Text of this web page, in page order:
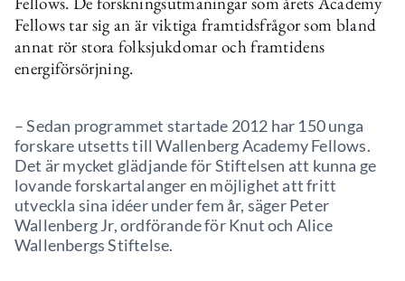
Fellows tar sig an är viktiga framtidsfrågor som bland
annat rör stora folksjukdomar och framtidens
energiförsörjning.
– Sedan programmet startade 2012 har 150 unga
forskare utsetts till Wallenberg Academy Fellows.
Det är mycket glädjande för Stiftelsen att kunna ge
lovande forskartalanger en möjlighet att fritt
utveckla sina idéer under fem år, säger Peter
Wallenberg Jr, ordförande för Knut och Alice
Wallenbergs Stiftelse.